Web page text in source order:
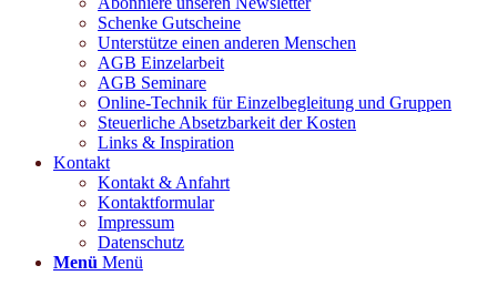
Schenke Gutscheine
Unterstütze einen anderen Menschen
AGB Einzelarbeit
AGB Seminare
Online-Technik für Einzelbegleitung und Gruppen
Steuerliche Absetzbarkeit der Kosten
Links & Inspiration
Kontakt
Kontakt & Anfahrt
Kontaktformular
Impressum
Datenschutz
Menü Menü